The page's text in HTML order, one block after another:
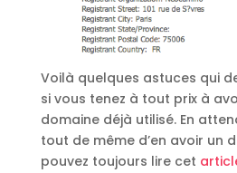
Voilà quelques astuces qui
si vous tenez à tout prix à
domaine déjà utilisé. En
tout de même d’en avoir un
pouvez toujours lire cet